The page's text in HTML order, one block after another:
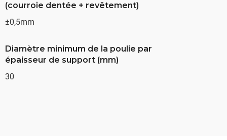
(courroie dentée + revêtement)
±0,5mm
Diamètre minimum de la poulie par
épaisseur de support (mm)
30